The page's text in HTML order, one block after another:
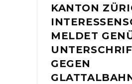
KANTON
MELDET
GEGEN